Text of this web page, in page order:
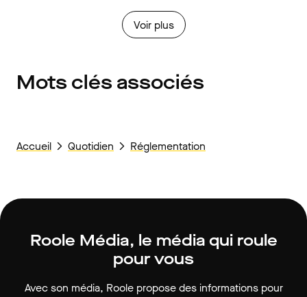
Voir plus
Mots clés associés
Accueil Quotidien Réglementation
Roole Média, le média qui roule
pour vous
Avec son média, Roole propose des informations pour